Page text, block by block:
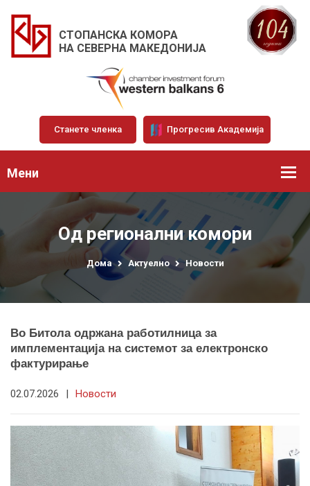
СТОПАНСКА КОМОРА
НА СЕВЕРНА МАКЕДОНИЈА
Станете членка Прогресив Академија
Мени
Од регионални комори
Дома Актуелно Новости
Во Битола одржана работилница за
имплементација на системот за електронско
фактурирање
02.07.2026 | Новости